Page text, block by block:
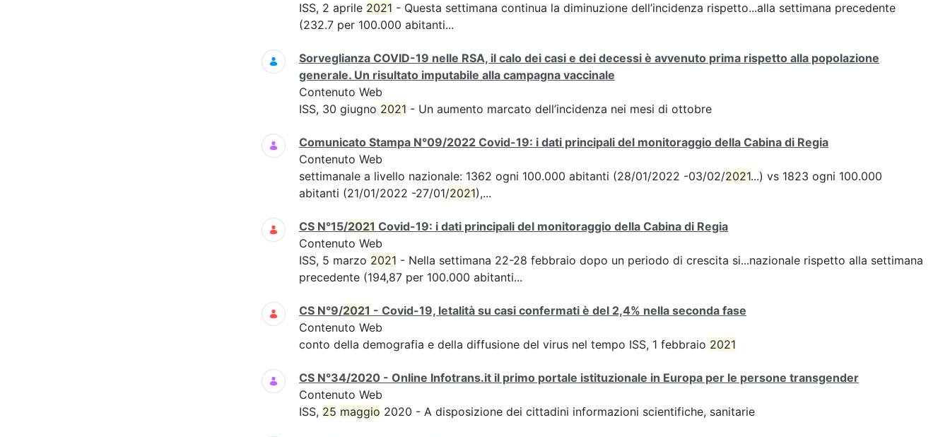
ISS, 2 aprile 2021 - Questa settimana continua la diminuzione dell’incidenza rispetto...alla settimana precedente
(232.7 per 100.000 abitanti...
Sorveglianza COVID-19 nelle RSA, il calo dei casi e dei decessi è avvenuto prima rispetto alla popolazione
generale. Un risultato imputabile alla campagna vaccinale
Contenuto Web
ISS, 30 giugno 2021 - Un aumento marcato dell’incidenza nei mesi di ottobre
Comunicato Stampa N°09/2022 Covid-19: i dati principali del monitoraggio della Cabina di Regia
Contenuto Web
settimanale a livello nazionale: 1362 ogni 100.000 abitanti (28/01/2022 -03/02/2021...) vs 1823 ogni 100.000
abitanti (21/01/2022 -27/01/2021),...
CS N°15/2021 Covid-19: i dati principali del monitoraggio della Cabina di Regia
Contenuto Web
ISS, 5 marzo 2021 - Nella settimana 22-28 febbraio dopo un periodo di crescita si...nazionale rispetto alla settimana
precedente (194,87 per 100.000 abitanti...
CS N°9/2021 - Covid-19, letalità su casi confermati è del 2,4% nella seconda fase
Contenuto Web
conto della demografia e della diffusione del virus nel tempo ISS, 1 febbraio 2021
CS N°34/2020 - Online Infotrans.it il primo portale istituzionale in Europa per le persone transgender
Contenuto Web
ISS, 25 maggio 2020 - A disposizione dei cittadini informazioni scientifiche, sanitarie